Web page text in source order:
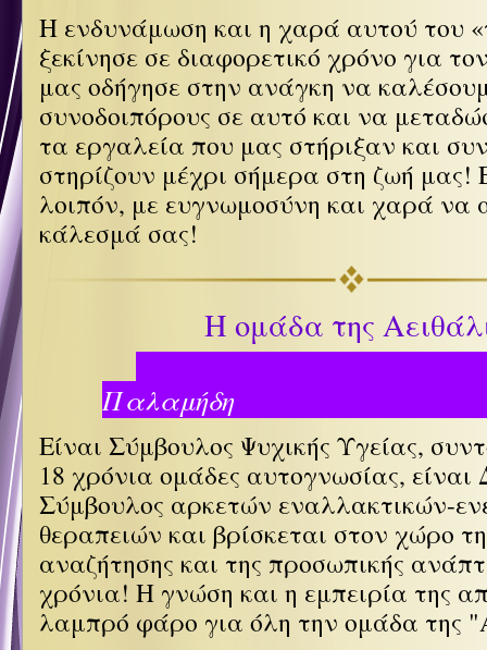
Η ενδυνάμωση και η χαρά αυτού του
ξεκίνησε σε διαφορετικό χρόνο για
μας οδήγησε στην ανάγκη να
συνοδοιπόρους σε αυτό και να
τα εργαλεία που μας στήριξαν και
στηρίζουν μέχρι σήμερα στη ζωή μας!
λοιπόν, με ευγνωμοσύνη και χαρά να
κάλεσμά σας!
Η ομάδα της
Παλαμήδη
Είναι Σύμβουλος Ψυχικής Υγείας,
18 χρόνια ομάδες αυτογνωσίας,
Σύμβουλος αρκετών εναλλακτικών-
θεραπειών και βρίσκεται στον χώρο
αναζήτησης και της προσωπικής
χρόνια! Η γνώση και η εμπειρία της
λαμπρό φάρο για όλη την ομάδα της